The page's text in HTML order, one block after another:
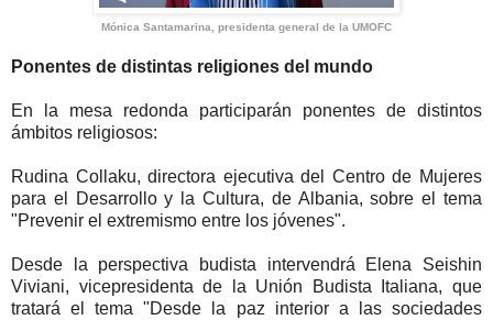
Mónica Santamarina, presidenta general de la UMOFC
Ponentes de distintas religiones del mundo
En la mesa redonda participarán ponentes de distintos
ámbitos religiosos:
Rudina Collaku, directora ejecutiva del Centro de Mujeres
para el Desarrollo y la Cultura, de Albania, sobre el tema
"Prevenir el extremismo entre los jóvenes".
Desde la perspectiva budista intervendrá Elena Seishin
Viviani, vicepresidenta de la Unión Budista Italiana, que
tratará el tema "Desde la paz interior a las sociedades